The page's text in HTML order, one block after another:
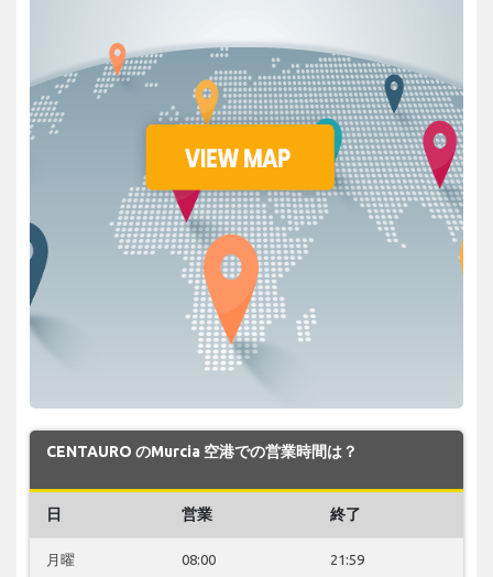
CENTAURO のMurcia 空港での営業時間は？
日 営業 終了
月曜 08:00 21:59